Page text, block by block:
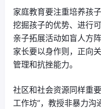
家庭教育要注重培养孩
挖掘孩子的优势、进行
亲子拓展活动如盲人方
家长要以身作则，正向
管理和抗挫能力。
社区和社会资源同样重
工作坊”，教授非暴力沟